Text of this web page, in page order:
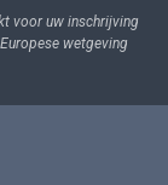
voor uw inschrijving
wetgeving